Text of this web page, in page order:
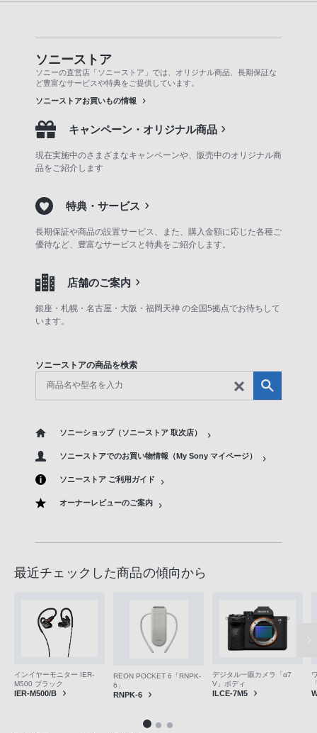
ソニーストア
ソニーの直営店「ソニーストア」では、オリジナル商品、長期保証な
ど豊富なサービスや特典をご提供しています。
ソニーストアお買いもの情報
キャンペーン・オリジナル商品
現在実施中のさまざまなキャンペーンや、販売中のオリジナル商
品をご紹介します
特典・サービス
長期保証や商品の設置サービス、また、購入金額に応じた各種ご
優待など、豊富なサービスと特典をご紹介します。
店舗のご案内
銀座・札幌・名古屋・大阪・福岡天神 の全国5拠点でお待ちして
います。
ソニーストアの商品を検索
ソニーショップ（ソニーストア 取次店）
ソニーストアでのお買い物情報（My Sony マイページ）
ソニーストア ご利用ガイド
オーナーレビューのご案内
最近チェックした商品の傾向から
インイヤーモニター IER-
M500 ブラック
IER-M500/B
REON POCKET 6「RNPK-
6」
RNPK-6
デジタル一眼カメラ「α7
V」ボディ
ILCE-7M5